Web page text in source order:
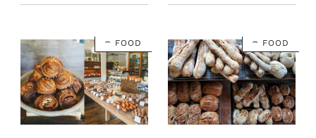
店
FOOD FOOD